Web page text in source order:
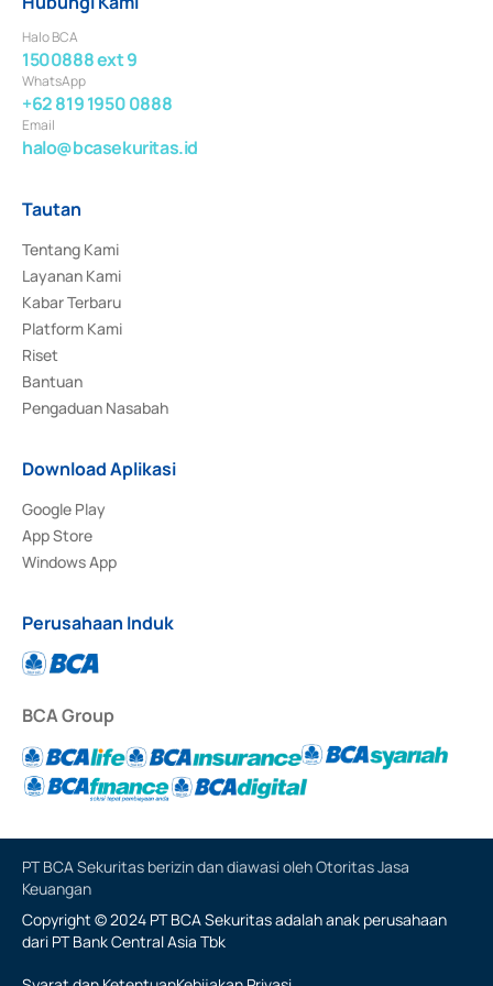
Halo BCA
1500888 ext 9
WhatsApp
+62 819 1950 0888
Email
halo@bcasekuritas.id
Tautan
Tentang Kami
Layanan Kami
Kabar Terbaru
Platform Kami
Riset
Bantuan
Pengaduan Nasabah
Download Aplikasi
Google Play
App Store
Windows App
Perusahaan Induk
BCA Group
PT BCA Sekuritas berizin dan diawasi oleh Otoritas Jasa
Keuangan
Copyright © 2024 PT BCA Sekuritas adalah anak perusahaan
dari PT Bank Central Asia Tbk